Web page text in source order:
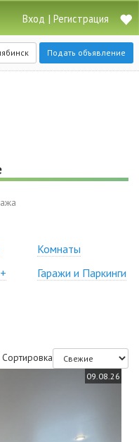
Вход | Регистрация
Подать объявление
Комнаты
Гаражи и Паркинги
Сортировка
09.08.26